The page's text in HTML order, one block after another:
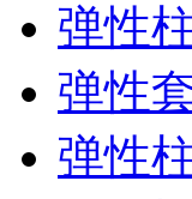
弹性
弹性
弹性